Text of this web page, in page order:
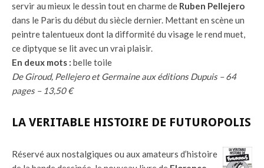
servir au mieux le dessin tout en charme de Ruben Pellejero
dans le Paris du début du siècle dernier. Mettant en scène un
peintre talentueux dont la difformité du visage le rend muet,
ce diptyque se lit avec un vrai plaisir.
En deux mots : belle toile
De Giroud, Pellejero et Germaine aux éditions Dupuis – 64
pages – 13,50 €
LA VERITABLE HISTOIRE DE FUTUROPOLIS
Réservé aux nostalgiques ou aux amateurs d’histoire